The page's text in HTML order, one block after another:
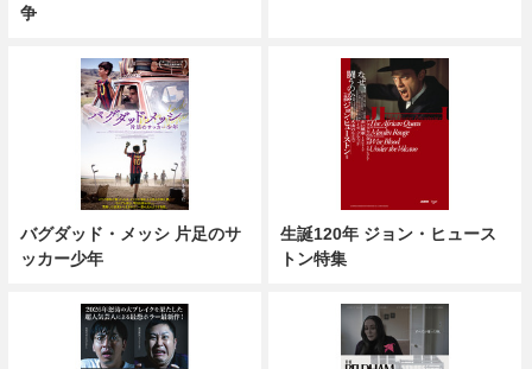
争
バグダッド・メッシ 片足のサ
ッカー少年
生誕120年 ジョン・ヒュース
トン特集